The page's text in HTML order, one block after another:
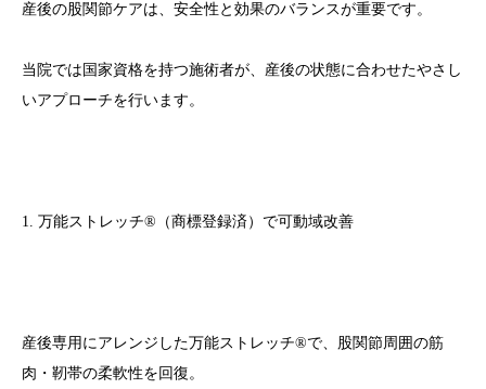
産後の股関節ケアは、安全性と効果のバランスが重要です。
当院では国家資格を持つ施術者が、産後の状態に合わせたやさし
いアプローチを行います。
1. 万能ストレッチ®（商標登録済）で可動域改善
産後専用にアレンジした万能ストレッチ®で、股関節周囲の筋
肉・靭帯の柔軟性を回復。